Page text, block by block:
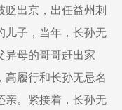
贬出京，出任益州刺
儿子，当年，长孙无
异母的哥哥赶出家
高履行和长孙无忌名
亲。紧接着，长孙无